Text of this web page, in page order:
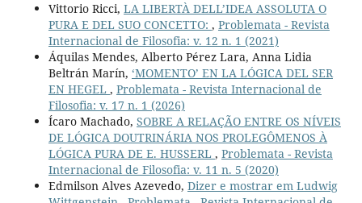
Vittorio Ricci, LA LIBERTÀ DELL’IDEA ASSOLUTA O
PURA E DEL SUO CONCETTO: , Problemata - Revista
Internacional de Filosofia: v. 12 n. 1 (2021)
Áquilas Mendes, Alberto Pérez Lara, Anna Lidia
Beltrán Marín, ‘MOMENTO’ EN LA LÓGICA DEL SER
EN HEGEL , Problemata - Revista Internacional de
Filosofia: v. 17 n. 1 (2026)
Ícaro Machado, SOBRE A RELAÇÃO ENTRE OS NÍVEIS
DE LÓGICA DOUTRINÁRIA NOS PROLEGÔMENOS À
LÓGICA PURA DE E. HUSSERL , Problemata - Revista
Internacional de Filosofia: v. 11 n. 5 (2020)
Edmilson Alves Azevedo, Dizer e mostrar em Ludwig